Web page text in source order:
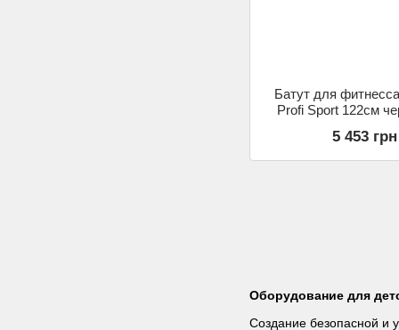
Оборудование для
Создание безопасной и
Батут для
Profi Sport 122см
5 453 грн